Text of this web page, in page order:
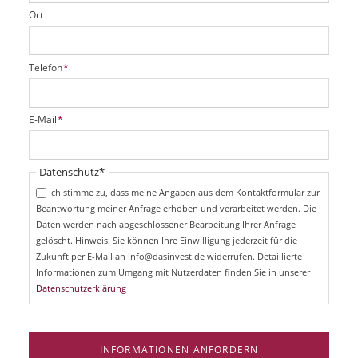
Ort
P
f
i
c
t
f
Telefon*
P
f
i
E-Mail*
Pflichtfeld
Datenschutz*
Ich stimme zu, dass meine Angaben aus dem Kontaktformular zur
Beantwortung meiner Anfrage erhoben und verarbeitet werden. Die
Daten werden nach abgeschlossener Bearbeitung Ihrer Anfrage
gelöscht. Hinweis: Sie können Ihre Einwilligung jederzeit für die
Zukunft per E-Mail an info@dasinvest.de widerrufen. Detaillierte
Informationen zum Umgang mit Nutzerdaten finden Sie in unserer
Datenschutzerklärung
INFORMATIONEN ANFORDERN